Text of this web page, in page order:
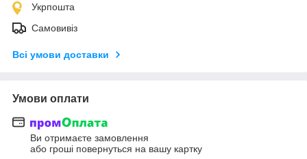
Укрпошта
Самовивіз
Всі умови доставки
Умови оплати
Ви отримаєте замовлення
або гроші повернуться на вашу картку